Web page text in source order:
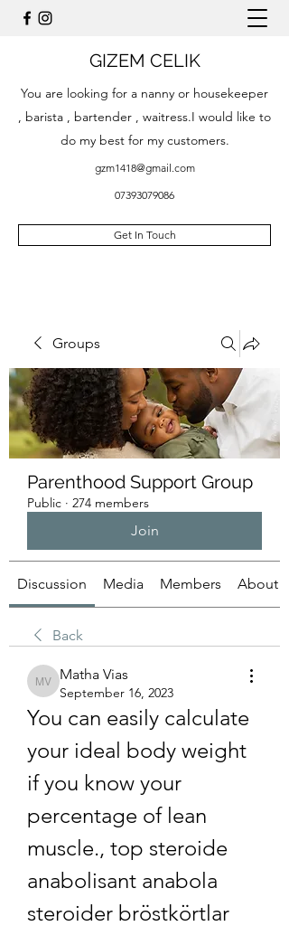
GIZEM CELIK
You are looking for a nanny or housekeeper
, barista , bartender , waitress.I would like to
do my best for my customers.
gzm1418@gmail.com
07393079086
Get In Touch
Groups
Parenthood Support Group
Public · 274 members
Join
Discussion Media Members About
Back
Matha Vias
Matha Vias
September 16, 2023
You can easily calculate
your ideal body weight
if you know your
percentage of lean
muscle., top steroide
anabolisant anabola
steroider bröstkörtlar